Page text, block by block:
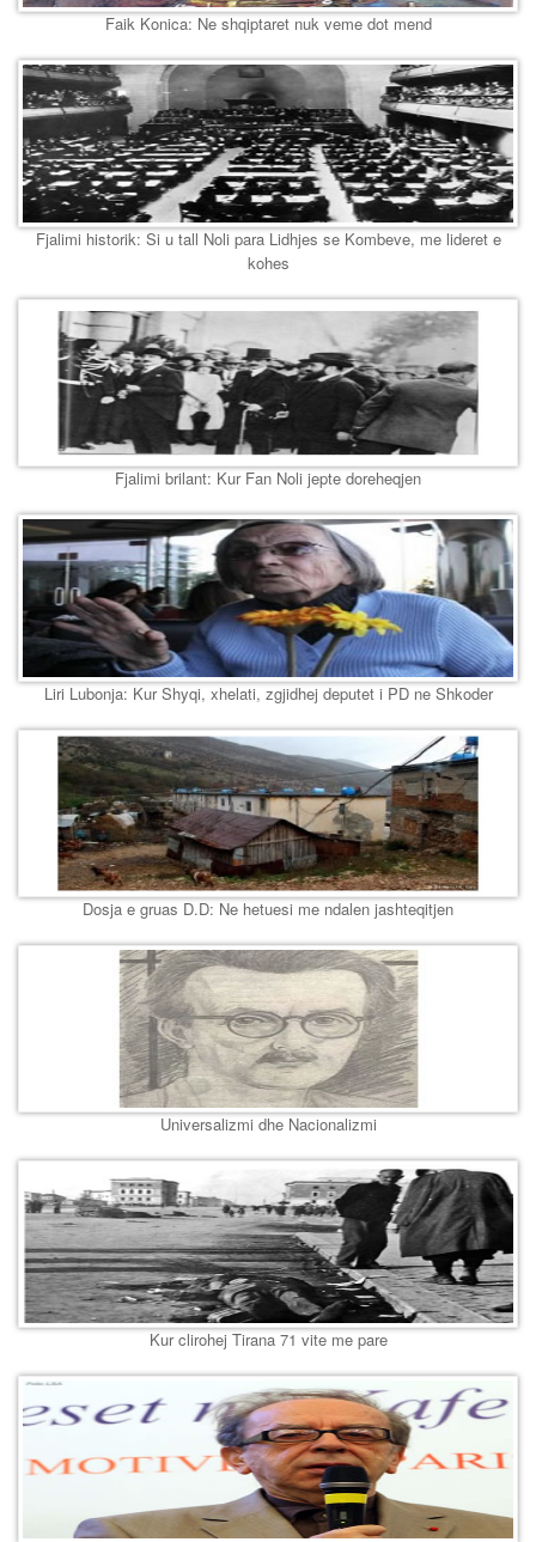
Faik Konica: Ne shqiptaret nuk veme dot mend
Fjalimi historik: Si u tall Noli para Lidhjes se Kombeve, me lideret e
kohes
Fjalimi brilant: Kur Fan Noli jepte doreheqjen
Liri Lubonja: Kur Shyqi, xhelati, zgjidhej deputet i PD ne Shkoder
Dosja e gruas D.D: Ne hetuesi me ndalen jashteqitjen
Universalizmi dhe Nacionalizmi
Kur clirohej Tirana 71 vite me pare